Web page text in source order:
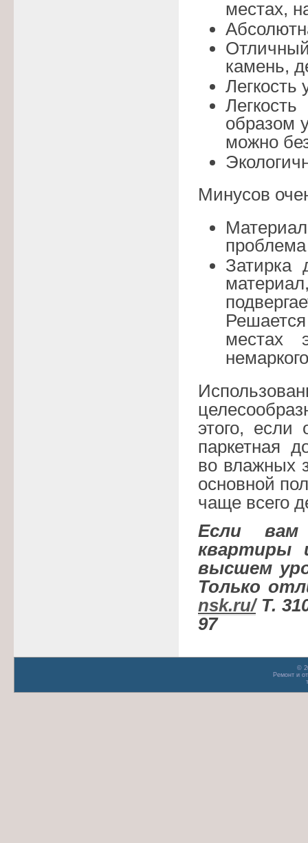
местах,
камень,
Легкость
образом
можно
Минусов
местах
этого, если
паркетная
во влажных
основной
чаще всего
Если вам
квартиры
высшем
Только
nsk.ru/Т.
97
©
Ремонт и